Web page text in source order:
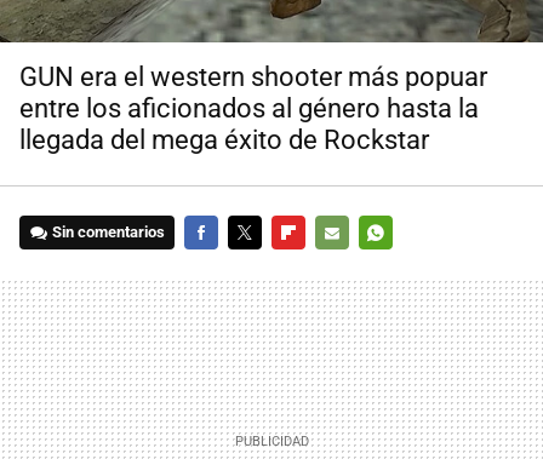
GUN era el western shooter más popuar
entre los aficionados al género hasta la
llegada del mega éxito de Rockstar
Sin comentarios
MAIL